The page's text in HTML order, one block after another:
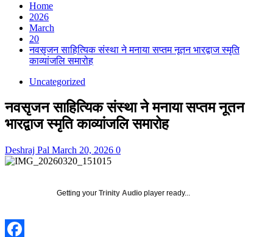
Home
2026
March
20
नवसृजन साहित्यिक संस्था ने मनाया सप्तम नूतन भारद्वाज स्मृति
काव्यांजलि समारोह
Uncategorized
नवसृजन साहित्यिक संस्था ने मनाया सप्तम नूतन
भारद्वाज स्मृति काव्यांजलि समारोह
Deshraj Pal March 20, 2026 0
Getting your Trinity Audio player ready...